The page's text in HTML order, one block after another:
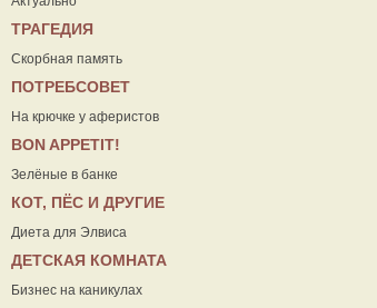
ТРАГЕДИЯ
Скорбная память
ПОТРЕБСОВЕТ
На крючке у аферистов
ВON APPETIT!
Зелёные в банке
КОТ, ПЁС И ДРУГИЕ
Диета для Элвиса
ДЕТСКАЯ КОМНАТА
Бизнес на каникулах